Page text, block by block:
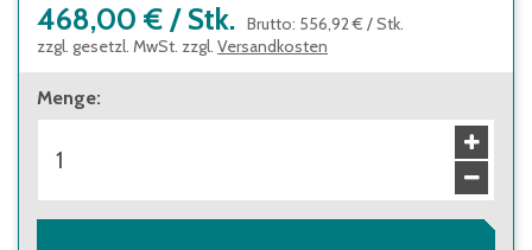
468,00 € / Stk. Brutto: 556,92 € /Stk.
zzgl. gesetzl. MwSt. zzgl. Versandkosten
Menge: